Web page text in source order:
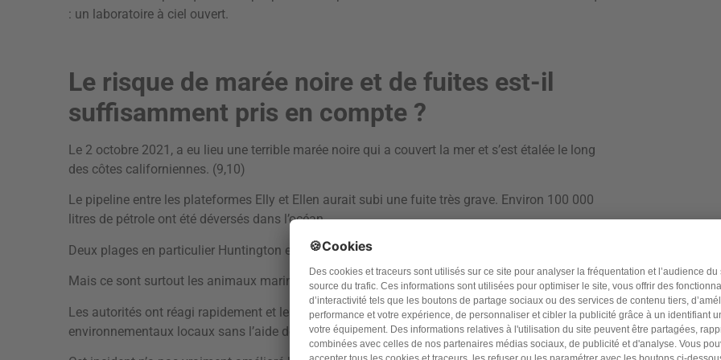
: un laboratoire à ciel ouvert.
Le risque de marée noire et de fuites est-il
suffisamment pris en compte ?
Le 2 octobre 2021, a eu lieu une terrible marée noire qui a couvert la mer et s’est étalée le long
des côtes californiennes. (9,10)
Le pipeline entre les plateformes Elly et Ellen aurait subi une fuite très grave. Environ 100 000
litres de pétrole ont été déversés dans l’océan.
Deux plages en particulier Huntington et Newport ont été polluées. (11,12)
Mais ce sont surtout les animaux marins qui ont été touchés.
Les autorités ont réagi rapidement et les plages ont pu être nettoyées par les services
environnementaux locaux sans l’aide de bénévoles. (13,14)